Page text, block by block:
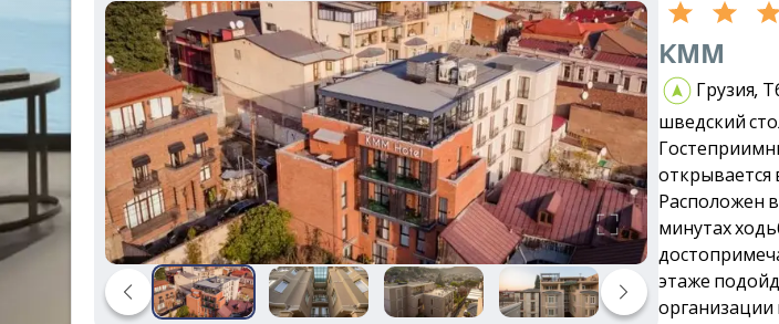
KMM
Грузия,
шведский
открывается
Расположен
минутах
этаже
организации